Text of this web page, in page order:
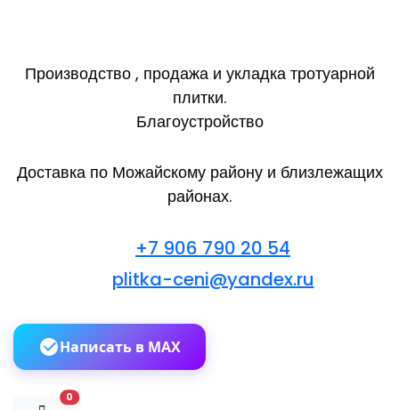
Производство , продажа и укладка тротуарной
плитки.
Благоустройство
Доставка по Можайскому району и близлежащих
районах.
+7 906 790 20 54
plitka-ceni@yandex.ru
Написать в MAX
0 В корзину